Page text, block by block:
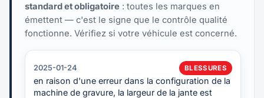
standard et obligatoire : toutes les marques en
émettent — c'est le signe que le contrôle qualité
fonctionne. Vérifiez si votre véhicule est concerné.
2025-01-24 BLESSURES
en raison d'une erreur dans la configuration de la
machine de gravure, la largeur de la jante est